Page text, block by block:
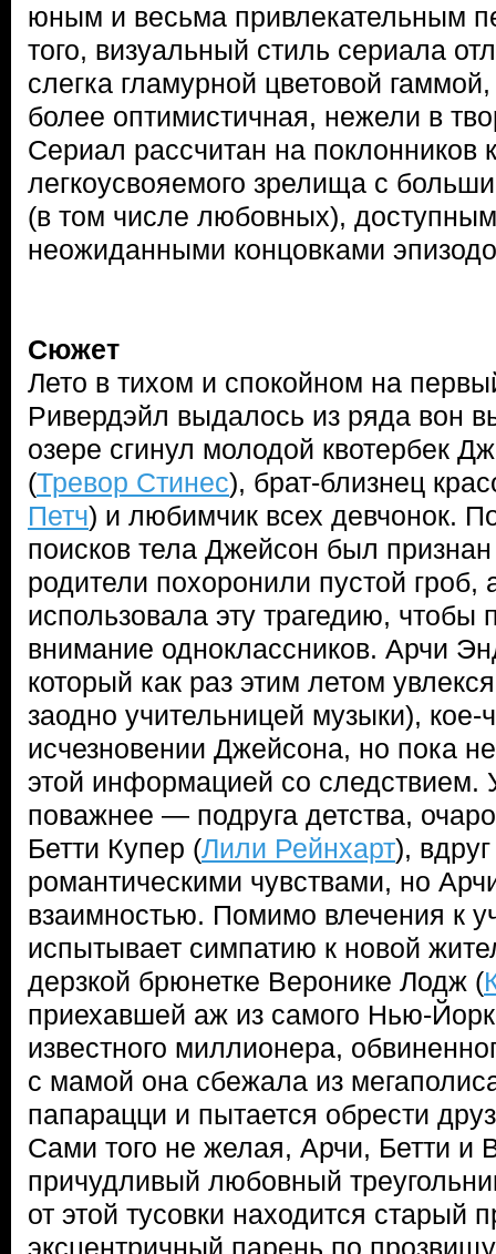
юным и весьма привлекательным
того, визуальный стиль сериала
слегка гламурной цветовой
более оптимистичная, нежели в
Сериал рассчитан на поклонников
легкоусвояемого зрелища с
(в том числе любовных),
неожиданными концовками
Сюжет
Лето в тихом и спокойном на
Ривердэйл выдалось из ряда вон
озере сгинул молодой квотербек
(Тревор Стинес), брат-близнец
Петч) и любимчик всех девчонок.
поисков тела Джейсон был
родители похоронили пустой гроб,
использовала эту трагедию, чтобы
внимание одноклассников. Арчи
который как раз этим летом
заодно учительницей музыки), кое-
исчезновении Джейсона, но пока
этой информацией со следствием.
поважнее — подруга детства,
Бетти Купер (Лили Рейнхарт),
романтическими чувствами, но
взаимностью. Помимо влечения к
испытывает симпатию к новой
дерзкой брюнетке Веронике Лодж (
приехавшей аж из самого Нью-
известного миллионера,
с мамой она сбежала из
папарацци и пытается обрести
Сами того не желая, Арчи, Бетти и
причудливый любовный
от этой тусовки находится старый
эксцентричный парень по